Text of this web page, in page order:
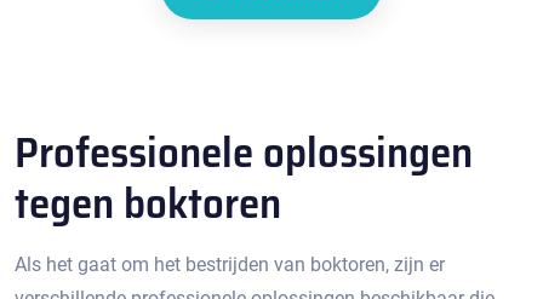
Professionele oplossingen
tegen boktoren
Als het gaat om het bestrijden van boktoren, zijn er